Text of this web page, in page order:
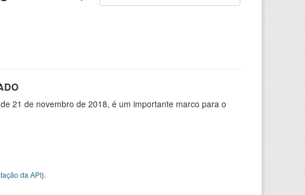
21 de novembro de 2018, é um importante marco para o
da API).